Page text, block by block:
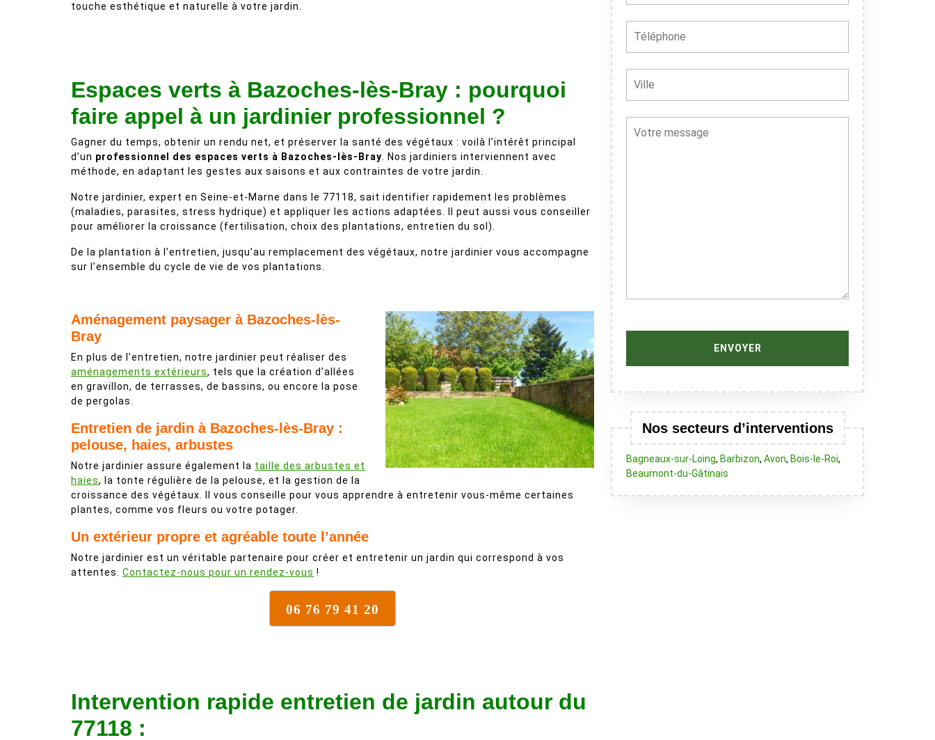
touche esthétique et naturelle à votre jardin.
Espaces verts à Bazoches-lès-Bray : pourquoi
faire appel à un jardinier professionnel ?
Gagner du temps, obtenir un rendu net, et préserver la santé des végétaux : voilà l’intérêt principal
d’un professionnel des espaces verts à Bazoches-lès-Bray . Nos jardiniers interviennent avec
méthode, en adaptant les gestes aux saisons et aux contraintes de votre jardin.
Notre jardinier, expert en Seine-et-Marne dans le 77118, sait identifier rapidement les problèmes
(maladies, parasites, stress hydrique) et appliquer les actions adaptées. Il peut aussi vous conseiller
pour améliorer la croissance (fertilisation, choix des plantations, entretien du sol).
De la plantation à l’entretien, jusqu’au remplacement des végétaux, notre jardinier vous accompagne
sur l’ensemble du cycle de vie de vos plantations.
Aménagement paysager à Bazoches-lès-
Bray
En plus de l'entretien, notre jardinier peut réaliser des
aménagements extérieurs, tels que la création d’allées
en gravillon, de terrasses, de bassins, ou encore la pose
de pergolas.
Entretien de jardin à Bazoches-lès-Bray :
pelouse, haies, arbustes
Notre jardinier assure également la taille des arbustes et
haies, la tonte régulière de la pelouse, et la gestion de la
croissance des végétaux. Il vous conseille pour vous apprendre à entretenir vous-même certaines
plantes, comme vos fleurs ou votre potager.
Un extérieur propre et agréable toute l’année
Notre jardinier est un véritable partenaire pour créer et entretenir un jardin qui correspond à vos
attentes. Contactez-nous pour un rendez-vous !
06 76 79 41 20
Intervention rapide entretien de jardin autour du
77118 :
Nos secteurs d’interventions
Bagneaux-sur-Loing, Barbizon, Avon, Bois-le-Roi,
Beaumont-du-Gâtinais